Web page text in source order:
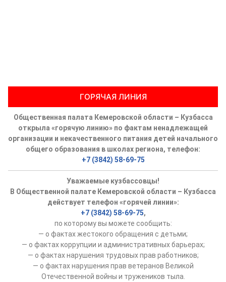
ГОРЯЧАЯ ЛИНИЯ
Общественная палата Кемеровской области – Кузбасса
открыла «горячую линию» по фактам ненадлежащей
организации и некачественного питания детей начального
общего образования в школах региона, телефон:
+7 (3842) 58-69-75
Уважаемые кузбассовцы!
В Общественной палате Кемеровской области – Кузбасса
действует телефон «горячей линии»:
+7 (3842) 58-69-75,
по которому вы можете сообщить:
— о фактах жестокого обращения с детьми;
— о фактах коррупции и административных барьерах;
— о фактах нарушения трудовых прав работников;
— о фактах нарушения прав ветеранов Великой
Отечественной войны и тружеников тыла.